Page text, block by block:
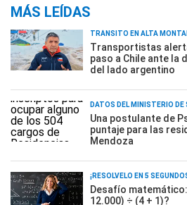
MÁS LEÍDAS
TRÁNSITO EN ALTA
Transportistas
paso a Chile ante la
del lado argentino
DATOS DEL MINISTERIO DE
Una postulante de
puntaje para las
Mendoza
¡RESOLVELO EN 5
Desafío
12.000) ÷ (4 + 1)?